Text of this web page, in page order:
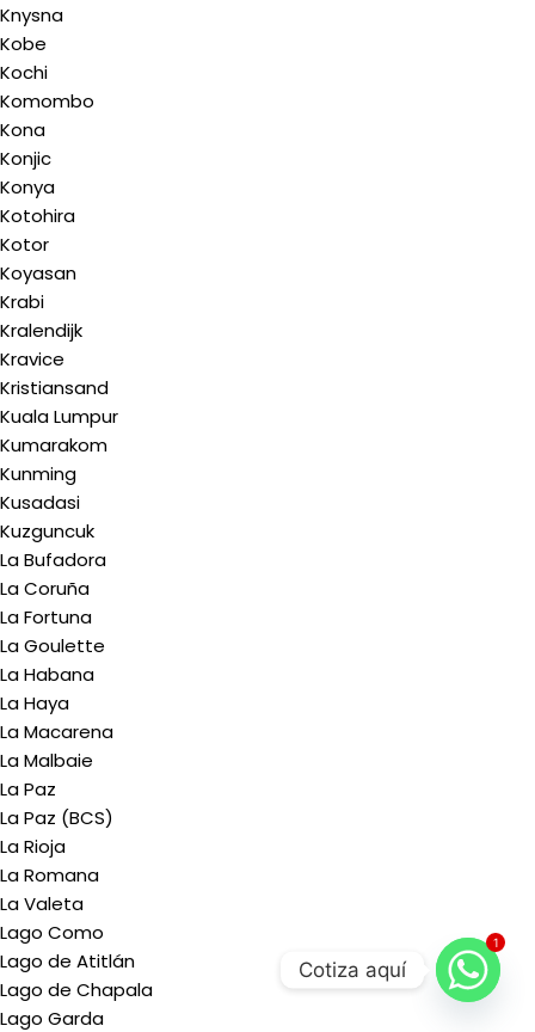
Knysna
Kobe
Kochi
Komombo
Kona
Konjic
Konya
Kotohira
Kotor
Koyasan
Krabi
Kralendijk
Kravice
Kristiansand
Kuala Lumpur
Kumarakom
Kunming
Kusadasi
Kuzguncuk
La Bufadora
La Coruña
La Fortuna
La Goulette
La Habana
La Haya
La Macarena
La Malbaie
La Paz
La Paz (BCS)
La Rioja
La Romana
La Valeta
Lago Como
Lago de Atitlán
Lago de Chapala
Lago Garda
1
Cotiza aquí